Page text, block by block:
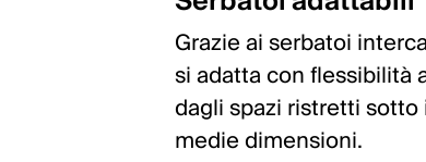
Grazie ai serbatoi
si adatta con flessibilità
dagli spazi ristretti
medie dimensioni.